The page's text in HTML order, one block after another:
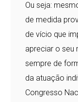
Ou seja:
de medida
de vício que
apreciar o seu
sempre de
da atuação
Congresso